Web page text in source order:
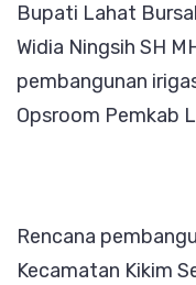
Bupati Lahat
Widia Ningsih SH
pembangunan
Opsroom Pemkab
Rencana
Kecamatan Kikim